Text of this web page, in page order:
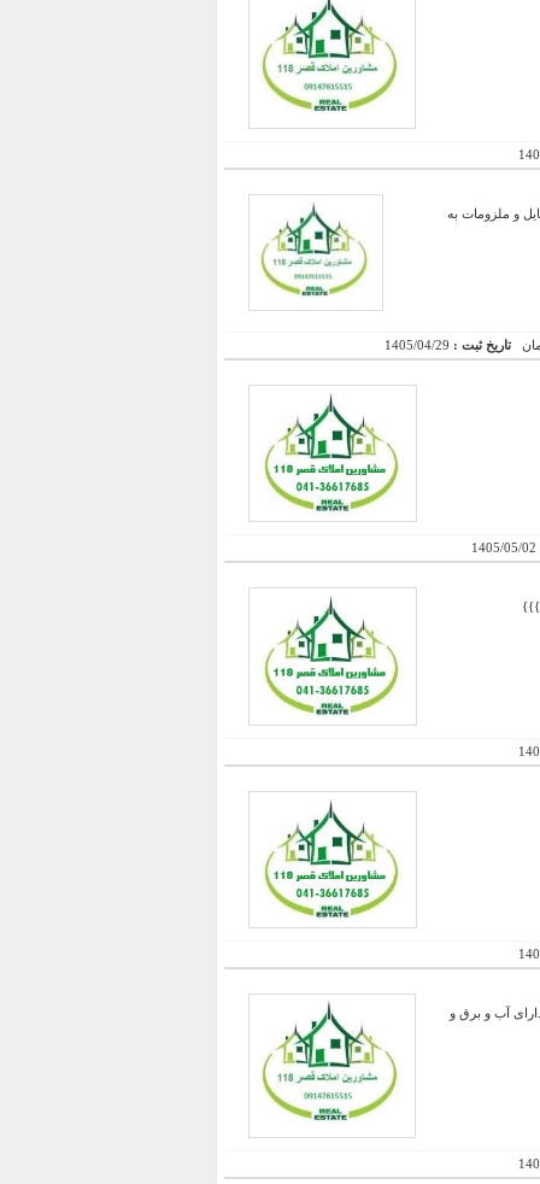
بنای ۲۵۰ متر همراه با تمامی وسایل و ملزومات به
تاریخ ثبت : 1405/04/29
1405/05/02
دارای آب و برق و